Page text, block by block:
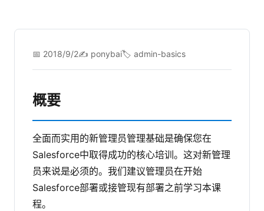
📅 2018/9/2✍️ ponybai🏷️ admin-basics
概要
全面而实用的新管理员管理基础是确保您在
Salesforce中取得成功的核心培训。这对新管理
员来说是必须的。我们建议管理员在开始
Salesforce部署或接管现有部署之前学习本课
程。